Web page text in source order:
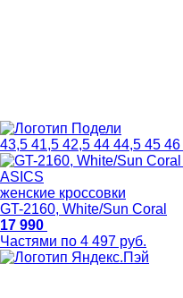
43,5 41,5 42,5 44 44,5 45 46
ASICS
женские кроссовки
GT-2160, White/Sun Coral
17 990
Частями по 4 497 руб.